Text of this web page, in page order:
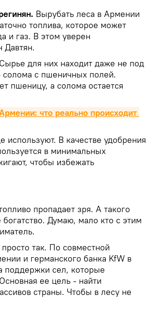
Вырубать леса в Армении
топлива, которое может
и газ. В этом уверен
Давтян.
для них находит даже не под
солома с пшеничных полей.
пшеницу, а солома остается
что реально происходит
В качестве удобрения
в минимальных
чтобы избежать
пропадает зря. А такого
Думаю, мало кто с этим
так. По совместной
и германского банка KfW в
поддержки сел, которые
ее цель - найти
страны. Чтобы в лесу не